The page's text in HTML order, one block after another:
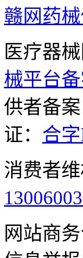
赣网药
医疗器
械平台
供者备
证： 合
消费者
网站商务